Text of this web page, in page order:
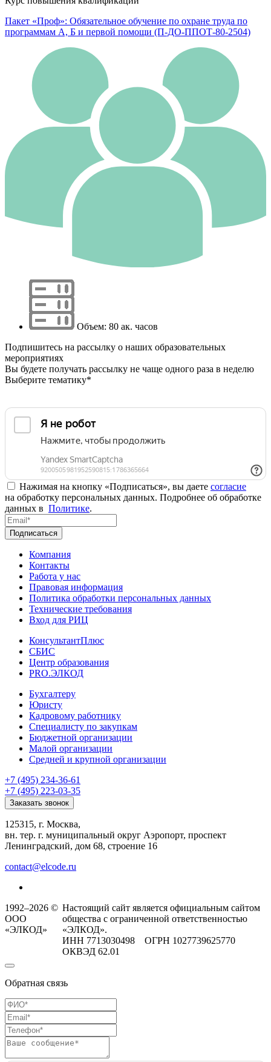
Пакет «Проф»: Обязательное обучение по охране труда по
программам А, Б и первой помощи (П-ДО-ППОТ-80-2504)
Объем: 80 ак. часов
Подпишитесь на рассылку о наших образовательных
мероприятиях
Вы будете получать рассылку не чаще одного раза в неделю
Выберите тематику*
Нажимая на кнопку «Подписаться», вы даете согласие
на обработку персональных данных. Подробнее об обработке
данных в Политике.
Подписаться
Компания
Контакты
Работа у нас
Правовая информация
Политика обработки персональных данных
Технические требования
Вход для РИЦ
КонсультантПлюс
СБИС
Центр образования
PRO.ЭЛКОД
Бухгалтеру
Юристу
Кадровому работнику
Специалисту по закупкам
Бюджетной организации
Малой организации
Средней и крупной организации
+7 (495) 234-36-61
+7 (495) 223-03-35
Заказать звонок
125315, г. Москва,
вн. тер. г. муниципальный округ Аэропорт, проспект
Ленинградский, дом 68, строение 16
contact@elcode.ru
1992–2026 ©
ООО
«ЭЛКОД»
Настоящий сайт является официальным сайтом
общества с ограниченной ответственностью
«ЭЛКОД».
ИНН 7713030498 ОГРН 1027739625770
ОКВЭД 62.01
Обратная связь